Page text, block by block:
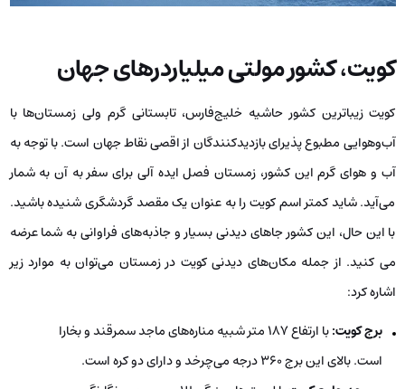
کویت، کشور مولتی میلیاردرهای جهان
کویت زیباترین کشور حاشیه خلیج‌فارس، تابستانی گرم ولی زمستان‌ها با
آب‌وهوایی مطبوع پذیرای بازدیدکنندگان از اقصی نقاط جهان است. با توجه به
آب و هوای گرم این کشور، زمستان فصل ایده آلی برای سفر به آن به شمار
می‌آید. شاید کمتر اسم کویت را به عنوان یک مقصد گردشگری شنیده باشید.
با این حال، این کشور جاهای دیدنی بسیار و جاذبه‌های فراوانی به شما عرضه
می کنید. از جمله مکان‌های دیدنی کویت در زمستان می‌توان به موارد زیر
اشاره کرد:
برج کویت:
با ارتفاع ۱۸۷ متر شبیه مناره‌های ماجد سمرقند و بخارا
است. بالای این برج ۳۶۰ درجه می‌چرخد و دارای دو کره است.